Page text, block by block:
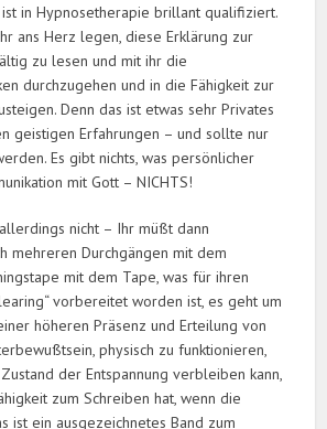
in Hypnosetherapie brillant qualifiziert.
ans Herz legen, diese Erklärung zur
zu lesen und mit ihr die
durchzugehen und in die Fähigkeit zur
Denn das ist etwas sehr Privates
geistigen Erfahrungen – und sollte nur
Es gibt nichts, was persönlicher
mit Gott – NICHTS!
nicht – Ihr müßt dann
mehreren Durchgängen mit dem
mit dem Tape, was für ihren
vorbereitet worden ist, es geht um
höheren Präsenz und Erteilung von
physisch zu funktionieren,
der Entspannung verbleiben kann,
zum Schreiben hat, wenn die
ist ein ausgezeichnetes Band zum